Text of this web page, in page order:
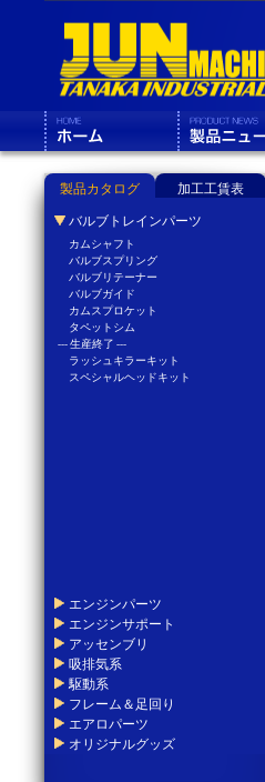
製品カタログ 加工工賃表
バルブトレインパーツ
カムシャフト
バルブスプリング
バルブリテーナー
バルブガイド
カムスプロケット
タペットシム
--- 生産終了 ---
ラッシュキラーキット
スペシャルヘッドキット
エンジンパーツ
エンジンサポート
アッセンブリ
吸排気系
駆動系
フレーム＆足回り
エアロパーツ
オリジナルグッズ